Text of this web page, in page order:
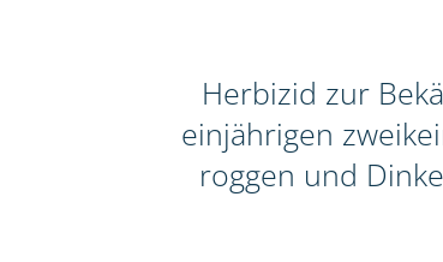
Herbizid zur
einjährigen
roggen und